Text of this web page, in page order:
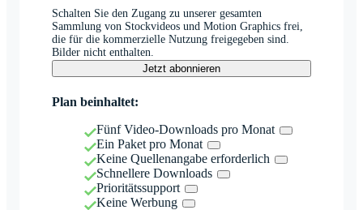
Schalten Sie den Zugang zu unserer gesamten
Sammlung von Stockvideos und Motion Graphics frei,
die für die kommerzielle Nutzung freigegeben sind.
Bilder nicht enthalten.
Jetzt abonnieren
Plan beinhaltet:
Fünf Video-Downloads pro Monat
Ein Paket pro Monat
Keine Quellenangabe erforderlich
Schnellere Downloads
Prioritätssupport
Keine Werbung